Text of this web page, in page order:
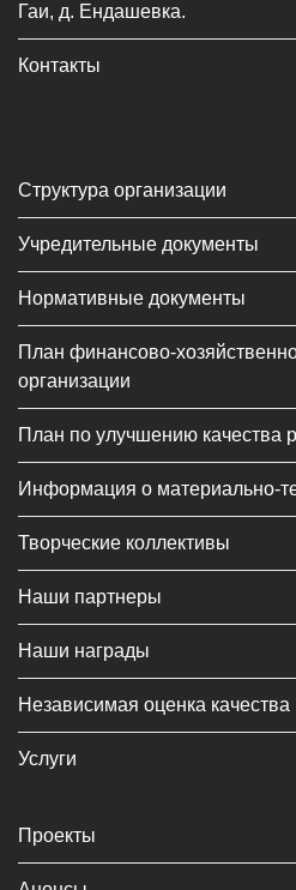
Гаи, д. Ендашевка.
Контакты
Структура организации
Учредительные документы
Нормативные документы
План финансово-
организации
План по улучшению качества
Информация о материально-
Творческие коллективы
Наши партнеры
Наши награды
Независимая оценка качества
Услуги
Проекты